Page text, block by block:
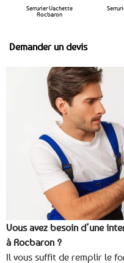
Serrurier Vachette
Rocbaron
Demander un devis
Vous avez besoin d’une
à Rocbaron ?
Il vous suffit de remplir le